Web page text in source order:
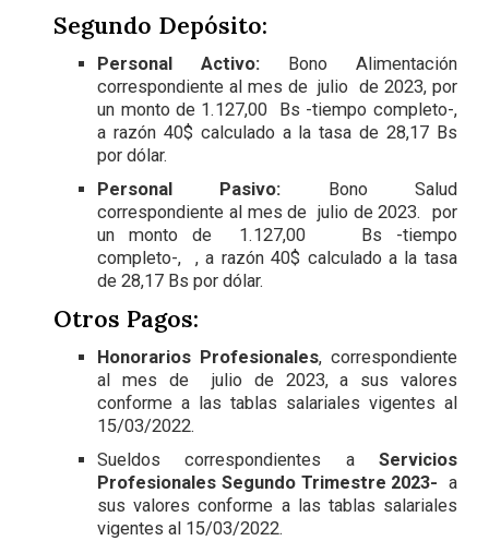
Segundo Depósito:
Personal Activo: Bono Alimentación
correspondiente al mes de julio de 2023, por
un monto de 1.127,00 Bs -tiempo completo-,
a razón 40$ calculado a la tasa de 28,17 Bs
por dólar.
Personal Pasivo:
Bono Salud
correspondiente al mes de julio de 2023. por
un monto de 1.127,00 Bs -tiempo
completo-, , a razón 40$ calculado a la tasa
de 28,17 Bs por dólar.
Otros Pagos:
Honorarios Profesionales, correspondiente
al mes de julio de 2023, a sus valores
conforme a las tablas salariales vigentes al
15/03/2022.
Sueldos correspondientes a Servicios
Profesionales Segundo Trimestre 2023- a
sus valores conforme a las tablas salariales
vigentes al 15/03/2022.